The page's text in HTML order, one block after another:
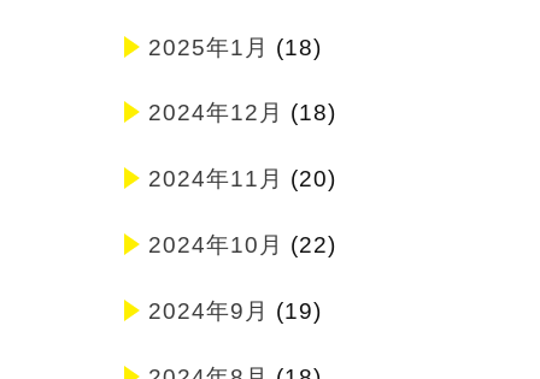
2025年1月 (18)
2024年12月 (18)
2024年11月 (20)
2024年10月 (22)
2024年9月 (19)